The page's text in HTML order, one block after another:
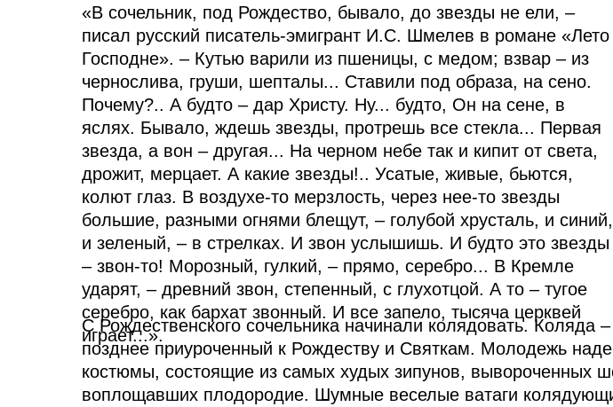
С Рождественского сочельника начинали колядовать.
позднее приуроченный к Рождеству и Святкам. Молодежь
костюмы, состоящие из самых худых зипунов, вывороченных
воплощавших плодородие. Шумные веселые ватаги
«В сочельник, под Рождество, бывало, до звезды не ели, –
писал русский писатель-эмигрант И.С. Шмелев в романе «Лето
Господне». – Кутью варили из пшеницы, с медом; взвар – из
чернослива, груши, шепталы... Ставили под образа, на сено.
Почему?.. А будто – дар Христу. Ну... будто, Он на сене, в
яслях. Бывало, ждешь звезды, протрешь все стекла... Первая
звезда, а вон – другая... На черном небе так и кипит от света,
дрожит, мерцает. А какие звезды!.. Усатые, живые, бьются,
колют глаз. В воздухе-то мерзлость, через нее-то звезды
большие, разными огнями блещут, – голубой хрусталь, и синий,
и зеленый, – в стрелках. И звон услышишь. И будто это звезды
– звон-то! Морозный, гулкий, – прямо, серебро... В Кремле
ударят, – древний звон, степенный, с глухотцой. А то – тугое
серебро, как бархат звонный. И все запело, тысяча церквей
играет...».